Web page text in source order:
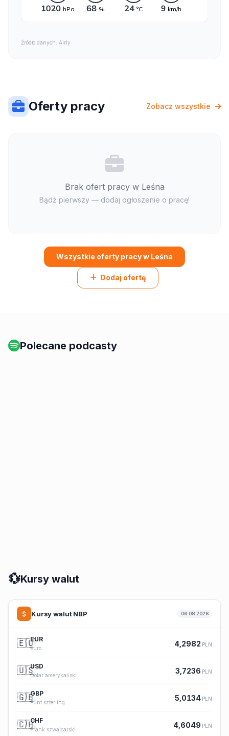
Źródło danych: Airly
Oferty pracy Zobacz wszystkie
Brak ofert pracy w Leśna
Bądź pierwszy — dodaj ogłoszenie o pracę!
Wszystkie oferty pracy w Leśna
Dodaj ofertę
Polecane podcasty
💱Kursy walut
Kursy walut NBP 06.08.2026
🇪🇺EUR
Euro
4,2982 PLN
🇺🇸USD
Dolar amerykański
3,7236 PLN
🇬🇧GBP
Funt szterling
5,0134 PLN
🇨🇭CHF
Frank szwajcarski
4,6049 PLN